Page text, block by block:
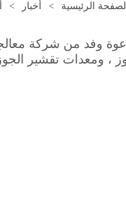
الصفحة الرئيسية > أخبار >